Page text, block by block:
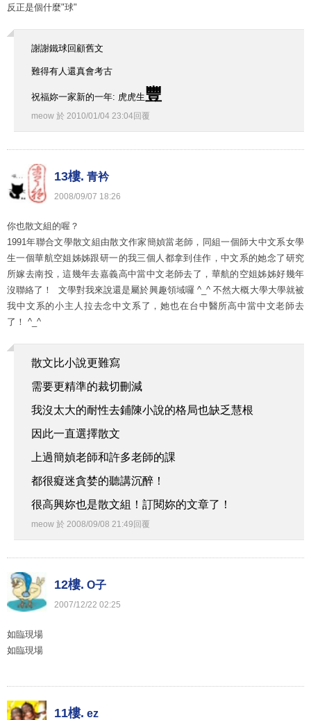
反正是個什麼"球"
謝謝鐵球回顧舊文
難得有人還真會考古
祝福妳一家新的一年: 虎虎生豐
meow 於 2010/01 /04 23:04回覆
13樓. 青衿
2008/09/07 18:26
你也散文組的喔？
1991年聯合文學散文組由散文作家簡媜當老師，同組一個師大中文系女學
生一個華航空姐姊姊跟研一的我三個人都拿到佳作，中文系的她念了研究
所嫁去南投，這幾年去嘉義高中當中文老師去了，華航的空姐姊姊好幾年
沒聯絡了！ 文學對我來說還是屬於興趣領域囉 ^_^ 不然大概大學大學就被
我中文系的小主人拉去念中文系了，她也在台中醫所高中當中文老師去
了！ ^_^
散文比小說更難寫
需要更精準的裁切刪減
我沒太大的耐性去鋪陳小說的格局也缺乏慧根
因此一直選擇散文
上過簡媜老師和許多老師的課
都很癡迷貪婪的聽講沉醉！
很高興妳也是散文組！訂閱妳的文章了！
meow 於 2008/09/08 21 :49回覆
12樓. O子
2007/12/22 02:25
如臨現場
如臨現場
11樓. ez